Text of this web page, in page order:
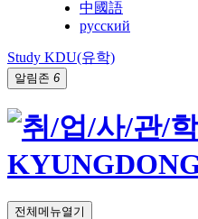
中國語
русский
Study KDU(유학)
알림존 6
전체메뉴열기